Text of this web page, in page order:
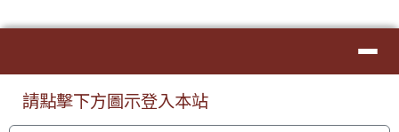
上中區域內容
請點擊下方圖示登入本站
頁尾區域